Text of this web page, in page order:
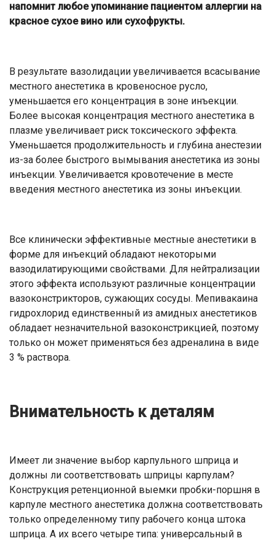
напомнит любое упоминание пациентом аллергии на
красное сухое вино или сухофрукты.
В результате вазолидации увеличивается всасывание
местного анестетика в кровеносное русло,
уменьшается его концентрация в зоне инъекции.
Более высокая концентрация местного анестетика в
плазме увеличивает риск токсического эффекта.
Уменьшается продолжительность и глубина анестезии
из-за более быстрого вымывания анестетика из зоны
инъекции. Увеличивается кровотечение в месте
введения местного анестетика из зоны инъекции.
Все клинически эффективные местные анестетики в
форме для инъекций обладают некоторыми
вазодилатирующими свойствами. Для нейтрализации
этого эффекта используют различные концентрации
вазоконстрикторов, сужающих сосуды. Мепивакаина
гидрохлорид единственный из амидных анестетиков
обладает незначительной вазоконстрикцией, поэтому
только он может применяться без адреналина в виде
3 % раствора.
Внимательность к деталям
Имеет ли значение выбор карпульного шприца и
должны ли соответствовать шприцы карпулам?
Конструкция ретенционной выемки пробки-поршня в
карпуле местного анестетика должна соответствовать
только определенному типу рабочего конца штока
шприца. А их всего четыре типа: универсальный в